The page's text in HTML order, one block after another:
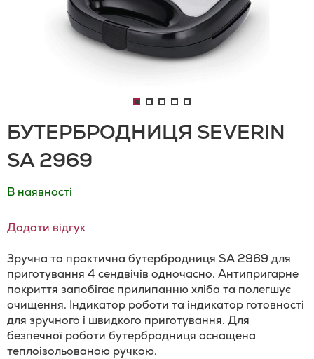
БУТЕРБРОДНИЦЯ SEVERIN
SA 2969
В наявності
Додати відгук
Зручна та практична бутербродниця SA 2969 для
приготування 4 сендвічів одночасно. Антипригарне
покриття запобігає прилипанню хліба та полегшує
очищення. Індикатор роботи та індикатор готовності
для зручного і швидкого приготування. Для
безпечної роботи бутербродниця оснащена
теплоізольованою ручкою.